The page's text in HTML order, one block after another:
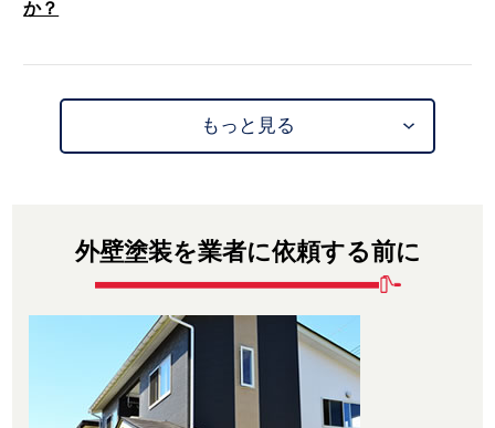
か？
もっと見る
外壁塗装を業者に依頼する前に